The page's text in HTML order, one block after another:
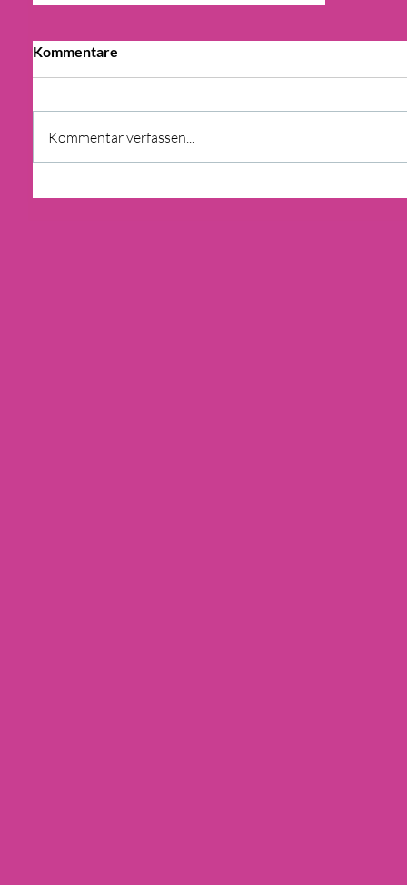
BAUTIPP: VOR DEM HAUSBAU
Kommentare
Kommentar verfassen...